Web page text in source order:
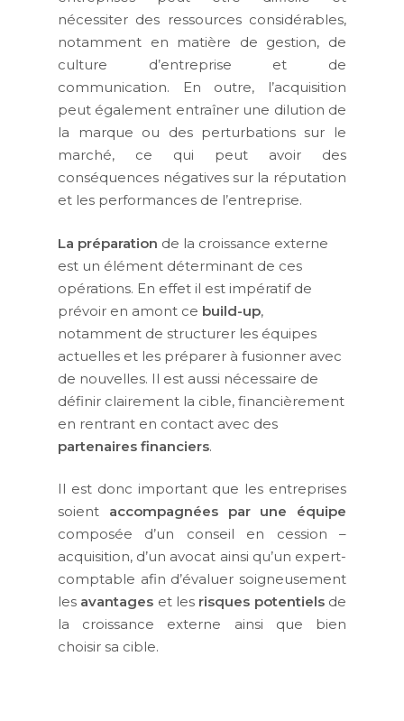
nécessiter des ressources considérables,
notamment en matière de gestion, de
culture d’entreprise et de
communication. En outre, l’acquisition
peut également entraîner une dilution de
la marque ou des perturbations sur le
marché, ce qui peut avoir des
conséquences négatives sur la réputation
et les performances de l’entreprise.
La préparation de la croissance externe
est un élément déterminant de ces
opérations. En effet il est impératif de
prévoir en amont ce build-up,
notamment de structurer les équipes
actuelles et les préparer à fusionner avec
de nouvelles. Il est aussi nécessaire de
définir clairement la cible, financièrement
en rentrant en contact avec des
partenaires financiers.
Il est donc important que les entreprises
soient accompagnées par une équipe
composée d’un conseil en cession –
acquisition, d’un avocat ainsi qu’un expert-
comptable afin d’évaluer soigneusement
les avantages et les risques potentielsde
la croissance externe ainsi que bien
choisir sa cible.